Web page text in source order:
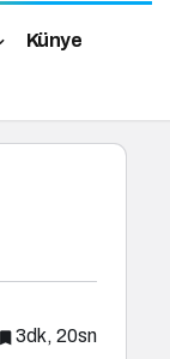
Künye
3dk, 20sn